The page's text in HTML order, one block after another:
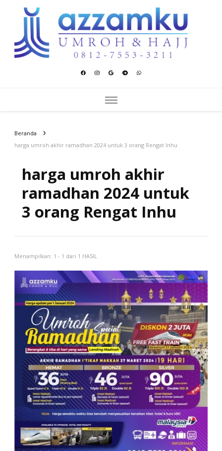
Azzamku Umroh dan Hajj
Beranda
harga umroh akhir ramadhan 2024 untuk 3 orang Rengat Inhu
harga umroh akhir
ramadhan 2024 untuk
3 orang Rengat Inhu
Menampilkan: 1 - 1 dari 1 HASIL